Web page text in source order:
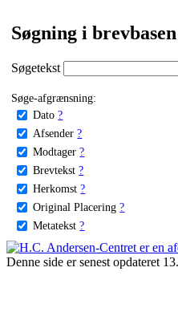
Søgning i brevbasen
Søgetekst
Søge-afgrænsning:
Dato ?
Afsender ?
Modtager ?
Brevtekst ?
Herkomst ?
Original Placering ?
Metatekst ?
Denne side er senest opdateret